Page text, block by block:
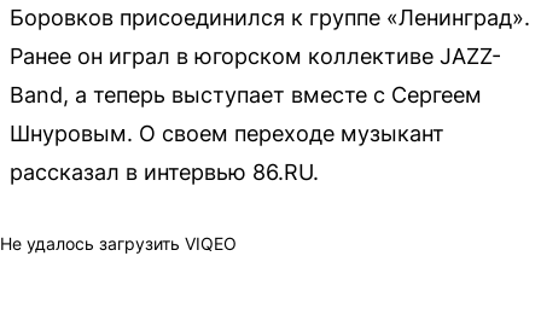
Боровков присоединился к группе «Ленинград».
Ранее он играл в югорском коллективе JAZZ-
Band, а теперь выступает вместе с Сергеем
Шнуровым. О своем переходе музыкант
рассказал в интервью 86.RU.
Не удалось загрузить VIQEO